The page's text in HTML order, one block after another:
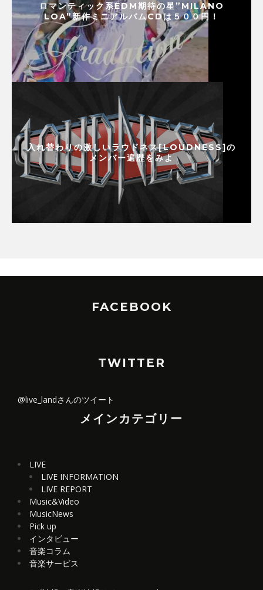
ロマンティック系EDM期待の星”MILANO
LOA”新作ミニアルバムCDは５００円！
入れ替わりの激しいラウドネス[LOUDNESS]の
メンバー遍歴をみよ
FACEBOOK
TWITTER
@live_landさんのツイート
メインカテゴリー
LIVE
LIVE INFORMATION
LIVE REPORT
Music&Video
MusicNews
Pick up
インタビュー
音楽コラム
音楽サービス